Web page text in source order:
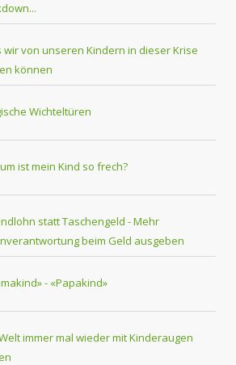
wir von unseren Kindern in dieser Krise
können
Wichteltüren
ist mein Kind so frech?
statt Taschengeld - Mehr
beim Geld ausgeben
- «Papakind»
immer mal wieder mit Kinderaugen